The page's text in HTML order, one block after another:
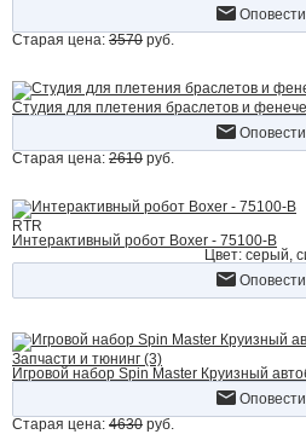
Старая цена: 3570 руб.
Студия для плетения браслетов и
Старая цена: 2610 руб.
RTR
Интерактивный робот Boxer - 75100-B
Цвет: серый,
Запчасти и тюнинг (3)
Игровой набор Spin Master Круизный
Старая цена: 4630 руб.